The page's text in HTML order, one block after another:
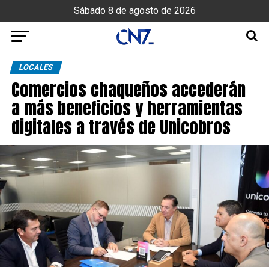
Sábado 8 de agosto de 2026
LOCALES
Comercios chaqueños accederán
a más beneficios y herramientas
digitales a través de Unicobros